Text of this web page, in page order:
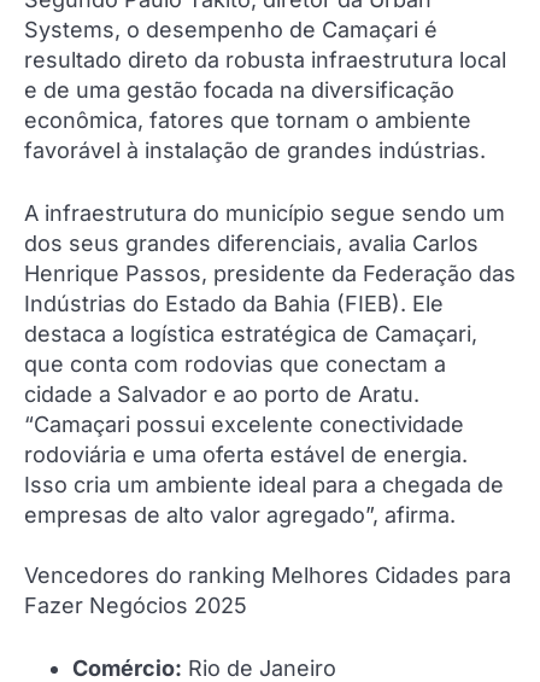
Systems, o desempenho de Camaçari é
resultado direto da robusta infraestrutura local
e de uma gestão focada na diversificação
econômica, fatores que tornam o ambiente
favorável à instalação de grandes indústrias.
A infraestrutura do município segue sendo um
dos seus grandes diferenciais, avalia Carlos
Henrique Passos, presidente da Federação das
Indústrias do Estado da Bahia (FIEB). Ele
destaca a logística estratégica de Camaçari,
que conta com rodovias que conectam a
cidade a Salvador e ao porto de Aratu.
“Camaçari possui excelente conectividade
rodoviária e uma oferta estável de energia.
Isso cria um ambiente ideal para a chegada de
empresas de alto valor agregado”, afirma.
Vencedores do ranking Melhores Cidades para
Fazer Negócios 2025
Comércio: Rio de Janeiro